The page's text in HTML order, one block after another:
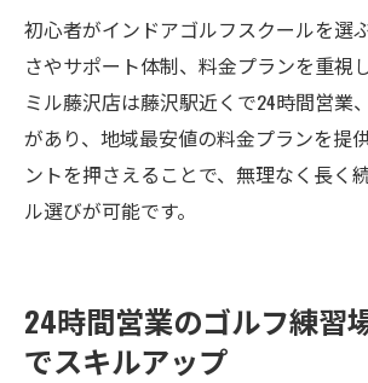
初心者がインドアゴルフスクールを選
さやサポート体制、料金プランを重視
ミル藤沢店は藤沢駅近くで24時間営業
があり、地域最安値の料金プランを提
ントを押さえることで、無理なく長く
ル選びが可能です。
24時間営業のゴルフ練習
でスキルアップ